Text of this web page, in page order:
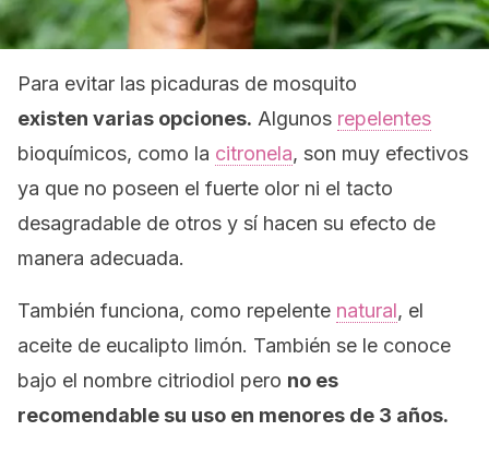
Para evitar las picaduras de mosquito
existen varias opciones. Algunos repelentes
bioquímicos, como la citronela, son muy efectivos
ya que no poseen el fuerte olor ni el tacto
desagradable de otros y sí hacen su efecto de
manera adecuada.
También funciona, como repelente natural, el
aceite de eucalipto limón. También se le conoce
bajo el nombre citriodiol pero no es
recomendable su uso en menores de 3 años.